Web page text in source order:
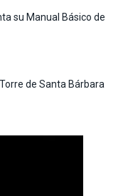
su Manual Básico de
de Santa Bárbara